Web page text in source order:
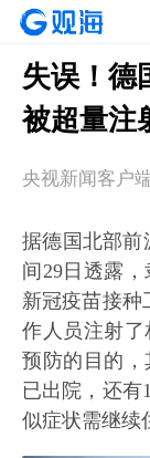
失误！德
被超量注
央视新闻客户
据德国北部前
间29日透露
新冠疫苗接种
作人员注射
预防的目的，
已出院，还有
似症状需继续